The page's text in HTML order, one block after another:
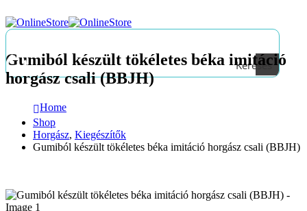
Keresés
Gumiból készült tökéletes béka imitáció
horgász csali (BBJH)
Home
Shop
Horgász, Kiegészítők
Gumiból készült tökéletes béka imitáció horgász csali (BBJH)